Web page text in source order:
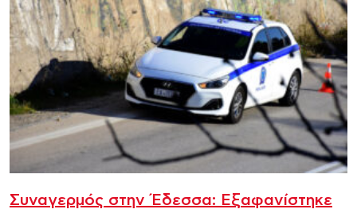
Συναγερμός στην Έδεσσα: Εξαφανίστηκε